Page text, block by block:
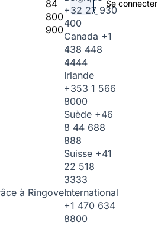
à Ringover.
84
800
900
+32 27 930
400
Canada +1
438 448
4444
Irlande
+353 1 566
8000
Suède +46
8 44 688
888
Suisse +41
22 518
3333
International
+1 470 634
8800
Se connecter